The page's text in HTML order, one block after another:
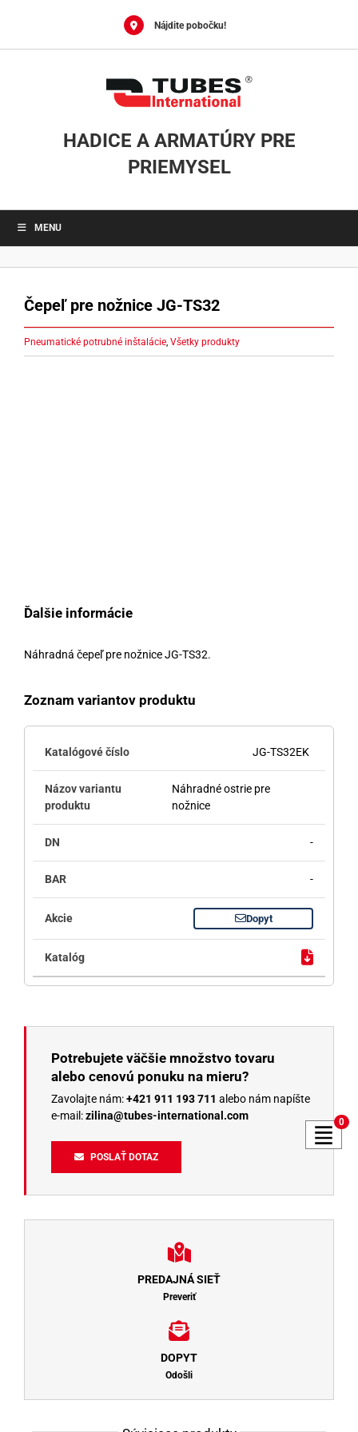
Nájdite pobočku!
HADICE A ARMATÚRY PRE
PRIEMYSEL
MENU
Čepeľ pre nožnice JG-TS32
Pneumatické potrubné inštalácie, Všetky produkty
Ďalšie informácie
Náhradná čepeľ pre nožnice JG-TS32.
Zoznam variantov produktu
JG-TS32EK
Náhradné ostrie pre
nožnice
-
-
Dopyt
Potrebujete väčšie množstvo tovaru
alebo cenovú ponuku na mieru?
Zavolajte nám:+421 911 193 711 alebo nám napíšte
e-mail:zilina@tubes-international.com
POSLAŤ DOTAZ
PREDAJNÁ SIEŤ
Preveriť
DOPYT
Odošli
0